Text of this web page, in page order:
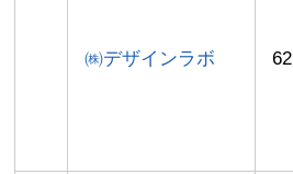
㈱デザインラボ 62